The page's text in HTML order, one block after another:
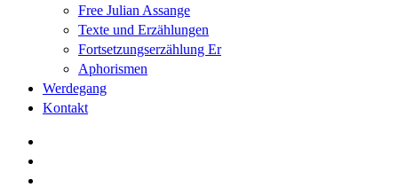
Free Julian Assange
Texte und Erzählungen
Fortsetzungserzählung Er
Aphorismen
Werdegang
Kontakt